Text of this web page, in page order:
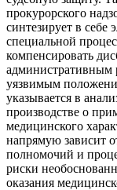
прокурорского
синтезирует в себе
специальной
компенсировать
административным
уязвимым
указывается в
производстве о
медицинского
напрямую зависит
полномочий и
риски
оказания